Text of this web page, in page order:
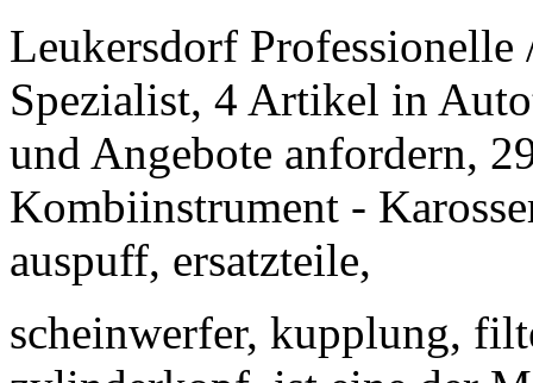
Leukersdorf
Spezialist, 4 Artikel in
und Angebote anfordern,
Kombiinstrument -
auspuff, ersatzteile,
scheinwerfer, kupplung,